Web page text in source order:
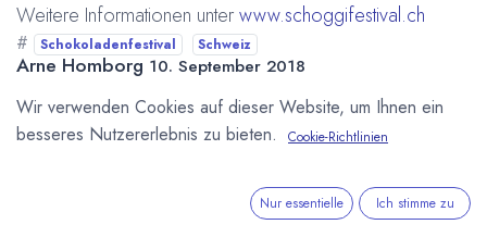
Weitere Informationen unterwww.schoggifestival.ch
# Schokoladenfestival Schweiz
Arne Homborg 10. September 2018
DIESEN BEITRAG TEILEN
Wir verwenden Cookies auf dieser Website, um Ihnen ein
besseres Nutzererlebnis zu bieten.
Cookie-Richtlinien
Nur essentielle Ich stimme zu